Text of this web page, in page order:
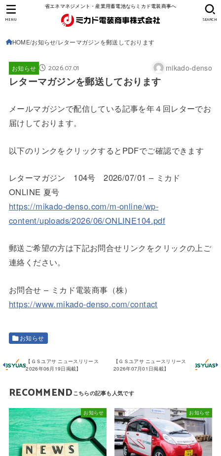
省エネマネジメント・産業用蓄電池ならミカド電装商事へ
SEARCH
MENU
HOME お知らせ レターマガジンを郵送しております
お知らせ 2026.07.01 mikado-denso
レターマガジンを郵送しております
メールマガジンで配信している記事を年４回レターでお
届けしております。
以下のリンクをクリックするとPDFでご確認できます
レターマガジン 104号 2026/07/01 – ミカド
ONLINE 夏号
https://mikado-denso.com/m-online/wp-
content/uploads/2026/06/ONLINE104.pdf
郵送ご希望の方は下記お問合せリンクをクリックの上ご
連絡ください。
お問合せ – ミカド電装商事（株）
https://www.mikado-denso.com/contact
お知らせ
【ＧＳユアサ ニュースリリース
2026年07月01日掲載】
【ＧＳユアサ ニュースリリース
2026年06月19日掲載】
RECOMMEND
お知らせ お知らせ